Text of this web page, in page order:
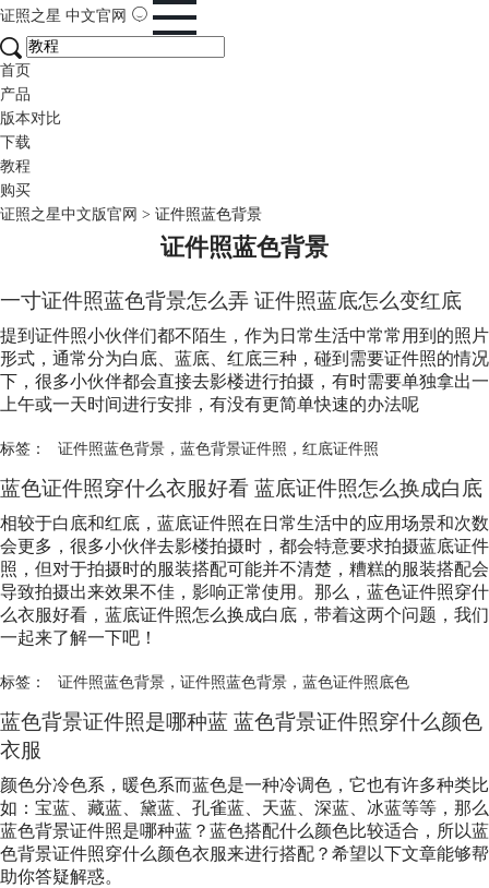
证照之星 中文官网
首页
产品
版本对比
下载
教程
购买
证照之星中文版官网 > 证件照蓝色背景
证件照蓝色背景
一寸证件照蓝色背景怎么弄 证件照蓝底怎么变红底
提到证件照小伙伴们都不陌生，作为日常生活中常常用到的照片
形式，通常分为白底、蓝底、红底三种，碰到需要证件照的情况
下，很多小伙伴都会直接去影楼进行拍摄，有时需要单独拿出一
上午或一天时间进行安排，有没有更简单快速的办法呢
标签： 证件照蓝色背景， 蓝色背景证件照 ， 红底证件照
蓝色证件照穿什么衣服好看 蓝底证件照怎么换成白底
相较于白底和红底，蓝底证件照在日常生活中的应用场景和次数
会更多，很多小伙伴去影楼拍摄时，都会特意要求拍摄蓝底证件
照，但对于拍摄时的服装搭配可能并不清楚，糟糕的服装搭配会
导致拍摄出来效果不佳，影响正常使用。那么，蓝色证件照穿什
么衣服好看，蓝底证件照怎么换成白底，带着这两个问题，我们
一起来了解一下吧！
标签： 证件照蓝色背景， 证件照蓝色背景， 蓝色证件照底色
蓝色背景证件照是哪种蓝 蓝色背景证件照穿什么颜色
衣服
颜色分冷色系，暖色系而蓝色是一种冷调色，它也有许多种类比
如：宝蓝、藏蓝、黛蓝、孔雀蓝、天蓝、深蓝、冰蓝等等，那么
蓝色背景证件照是哪种蓝？蓝色搭配什么颜色比较适合，所以蓝
色背景证件照穿什么颜色衣服来进行搭配？希望以下文章能够帮
助你答疑解惑。